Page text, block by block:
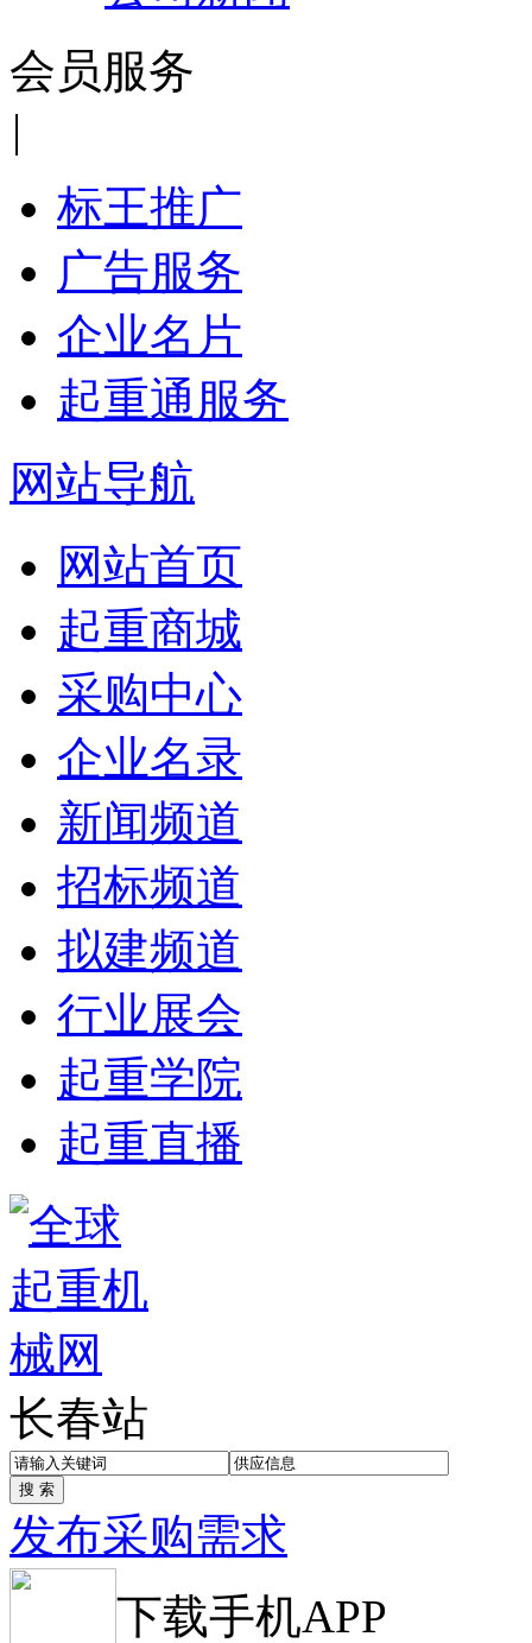
会员服务
|
标王推广
广告服务
企业名片
起重通服务
网站导航
网站首页
起重商城
采购中心
企业名录
新闻频道
招标频道
拟建频道
行业展会
起重学院
起重直播
长春站
发布采购需求
下载手机APP